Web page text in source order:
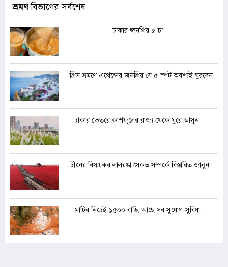
ভ্রমণবিভাগের সর্বশেষ
ঢাকার জনপ্রিয় ৫ চা
গ্রিস ভ্রমণে এথেন্সের জনপ্রিয় যে ৫ স্পট অবশ্যই ঘুরবেন
ঢাকার ভেতরে কাশফুলের রাজ্য থেকে ঘুরে আসুন
চীনের বিস্ময়কর লালরঙা সৈকত সম্পর্কে বিস্তারিত জানুন
মাটির নিচেই ১৫০০ বাড়ি, আছে সব সুযোগ-সুবিধা